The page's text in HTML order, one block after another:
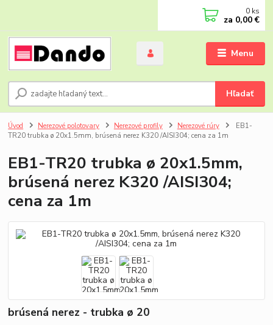
Menu
Hľadať
0 ks
za 0,00 €
Úvod Nerezové polotovary Nerezové profily Nerezové rúry
EB1-
TR20 trubka ø 20x1.5mm, brúsená nerez K320 /AISI304; cena za 1m
EB1-TR20 trubka ø 20x1.5mm,
brúsená nerez K320 /AISI304;
cena za 1m
brúsená nerez - trubka ø 20